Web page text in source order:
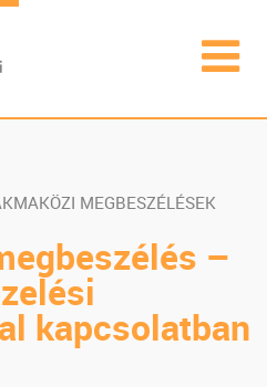
MEGBESZÉLÉSEK
–
kapcsolatban